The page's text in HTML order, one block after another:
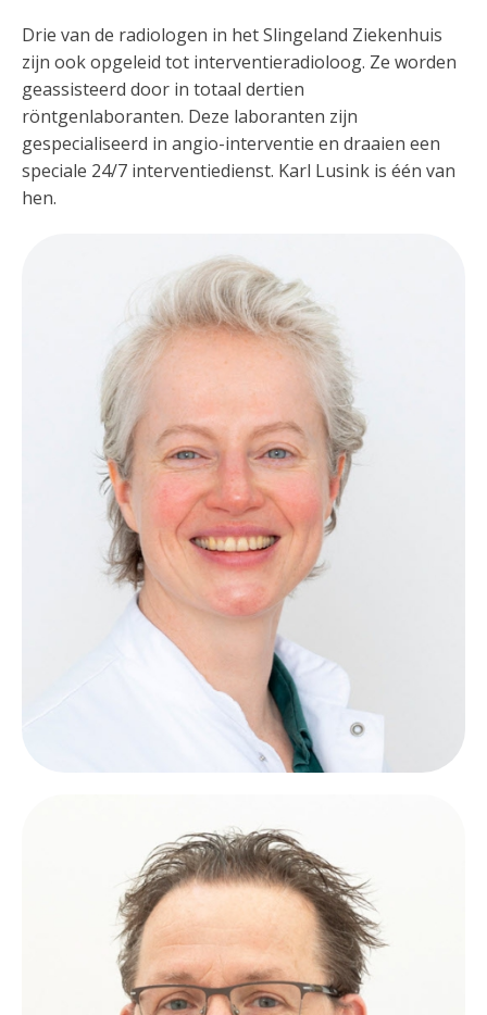
Drie van de radiologen in het Slingeland Ziekenhuis
zijn ook opgeleid tot interventieradioloog. Ze worden
geassisteerd door in totaal dertien
röntgenlaboranten. Deze laboranten zijn
gespecialiseerd in angio-interventie en draaien een
speciale 24/7 interventiedienst. Karl Lusink is één van
hen.